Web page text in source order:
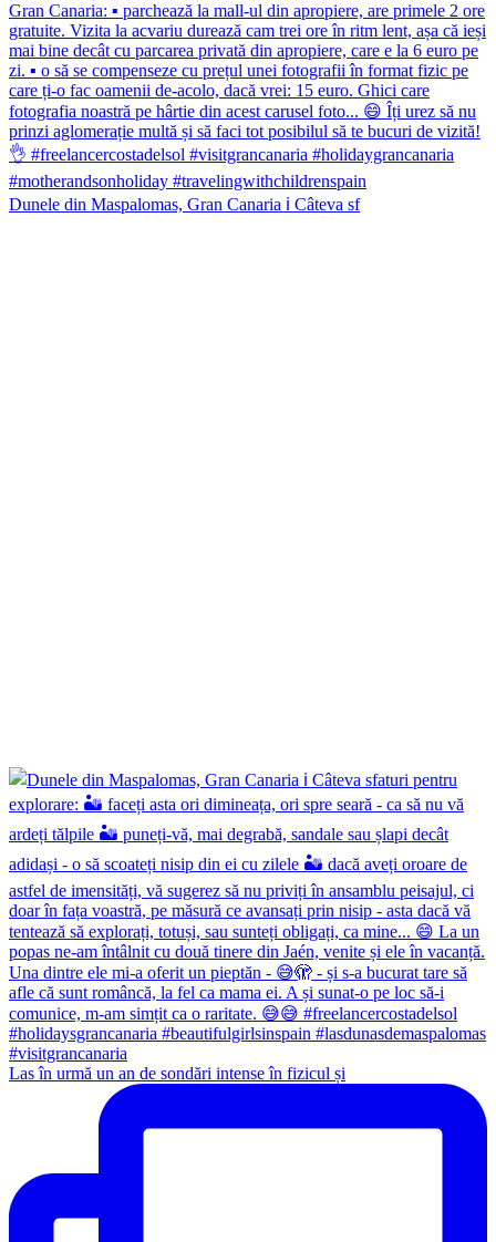
Dunele din Maspalomas, Gran Canaria ℹ️ Câteva sf
Las în urmă un an de sondări intense în fizicul și